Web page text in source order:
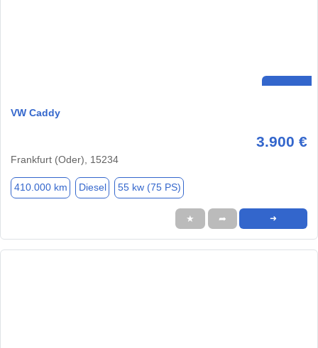
VW Caddy
3.900 €
Frankfurt (Oder), 15234
410.000 km Diesel 55 kw (75 PS)
★ ➦ ➜